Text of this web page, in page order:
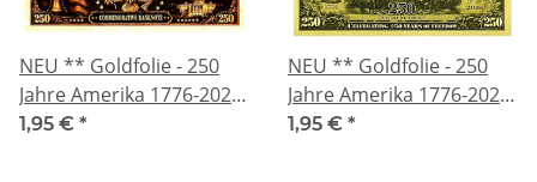
NEU ** Goldfolie - 250
Jahre Amerika 1776-2026
/ WE the PEOPLE - 24-
1,95 € *
NEU ** Goldfolie - 250
Jahre Amerika 1776-2026
/ WE the PEOPLE - 24-
1,95 € *